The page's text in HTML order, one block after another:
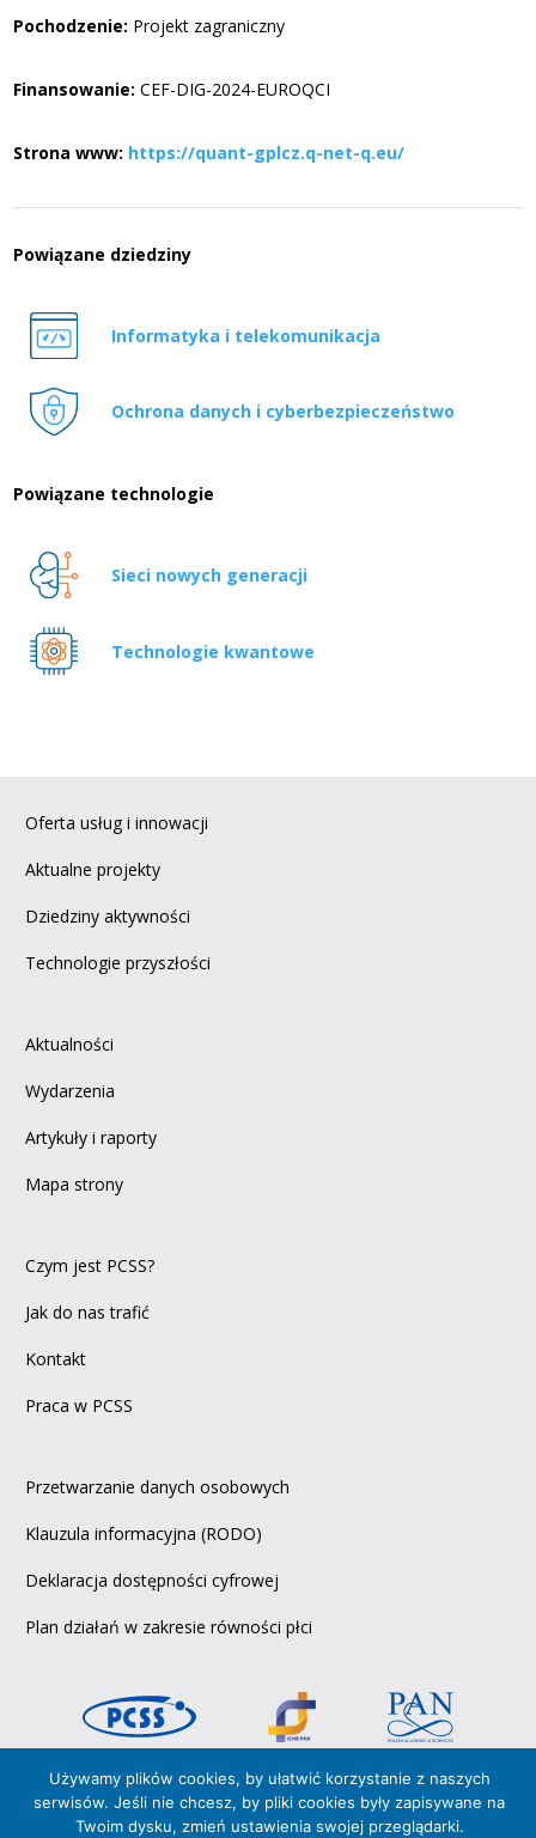
Pochodzenie: Projekt zagraniczny
Finansowanie: CEF-DIG-2024-EUROQCI
Strona www: https://quant-gplcz.q-net-q.eu/
Powiązane dziedziny
Informatyka i telekomunikacja
Ochrona danych i cyberbezpieczeństwo
Powiązane technologie
Sieci nowych generacji
Technologie kwantowe
Oferta usług i innowacji
Aktualne projekty
Dziedziny aktywności
Technologie przyszłości
Aktualności
Wydarzenia
Artykuły i raporty
Mapa strony
Czym jest PCSS?
Jak do nas trafić
Kontakt
Praca w PCSS
Przetwarzanie danych osobowych
Klauzula informacyjna (RODO)
Deklaracja dostępności cyfrowej
Plan działań w zakresie równości płci
Copyright © 2026 PCSS,
Poznańskie Centrum Superkomputerowo‑Sieciowe
Używamy plików cookies, by ułatwić korzystanie z naszych
serwisów. Jeśli nie chcesz, by pliki cookies były zapisywane na
Twoim dysku, zmień ustawienia swojej przeglądarki.